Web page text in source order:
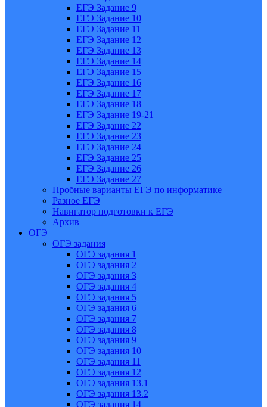
ЕГЭ Задание 9
ЕГЭ Задание 10
ЕГЭ Задание 11
ЕГЭ Задание 12
ЕГЭ Задание 13
ЕГЭ Задание 14
ЕГЭ Задание 15
ЕГЭ Задание 16
ЕГЭ Задание 17
ЕГЭ Задание 18
ЕГЭ Задание 19-21
ЕГЭ Задание 22
ЕГЭ Задание 23
ЕГЭ Задание 24
ЕГЭ Задание 25
ЕГЭ Задание 26
ЕГЭ Задание 27
Пробные варианты ЕГЭ по информатике
Разное ЕГЭ
Навигатор подготовки к ЕГЭ
Архив
ОГЭ
ОГЭ задания
ОГЭ задания 1
ОГЭ задания 2
ОГЭ задания 3
ОГЭ задания 4
ОГЭ задания 5
ОГЭ задания 6
ОГЭ задания 7
ОГЭ задания 8
ОГЭ задания 9
ОГЭ задания 10
ОГЭ задания 11
ОГЭ задания 12
ОГЭ задания 13.1
ОГЭ задания 13.2
ОГЭ задания 14